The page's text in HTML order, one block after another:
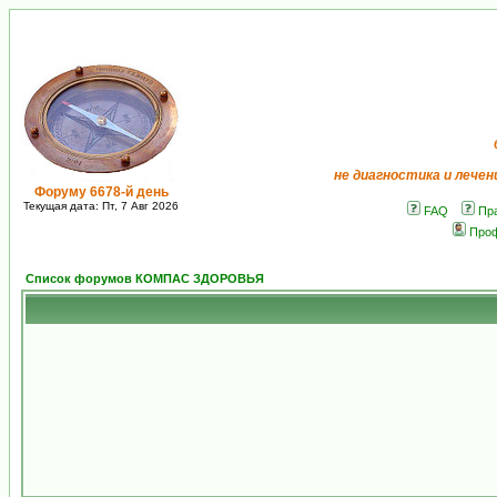
Форуму 6678-й день
Текущая дата: Пт, 7 Авг 2026
не диагностика и
FAQ
Список форумов КОМПАС ЗДОРОВЬЯ